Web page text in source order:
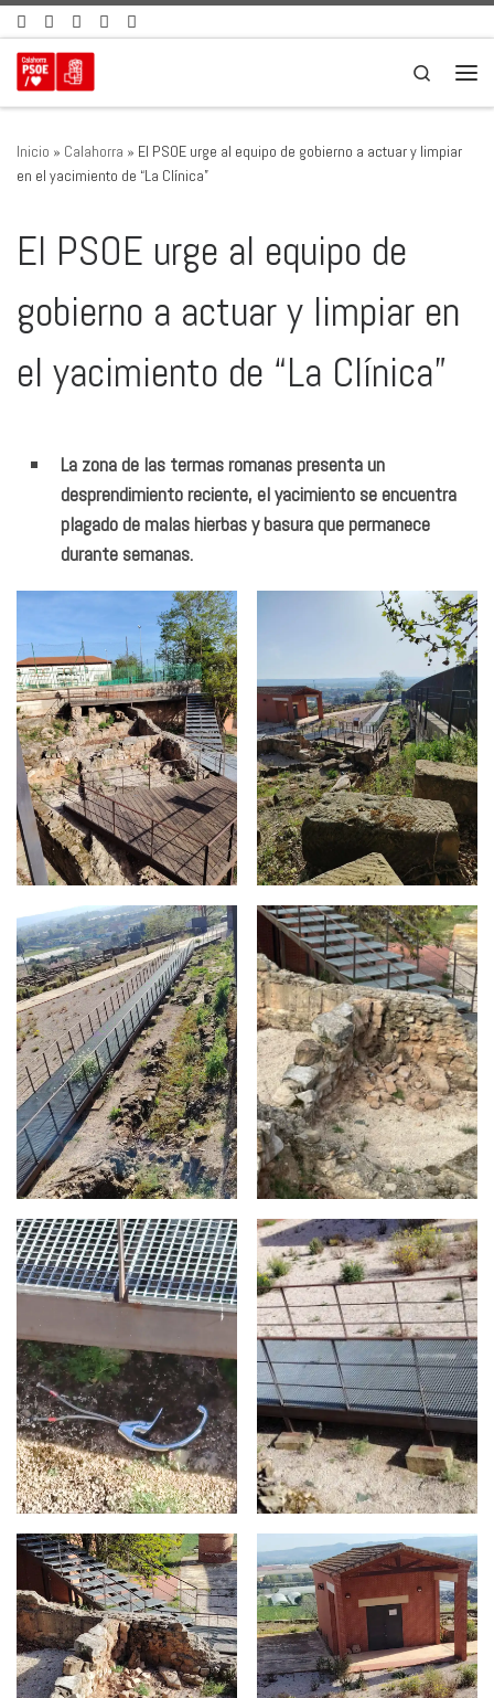
Saltar al contenido
Search
Inicio » Calahorra » El PSOE urge al equipo de gobierno a actuar y limpiar
en el yacimiento de “La Clínica”
El PSOE urge al equipo de
gobierno a actuar y limpiar en
el yacimiento de “La Clínica”
La zona de las termas romanas presenta un
desprendimiento reciente, el yacimiento se encuentra
plagado de malas hierbas y basura que permanece
durante semanas.